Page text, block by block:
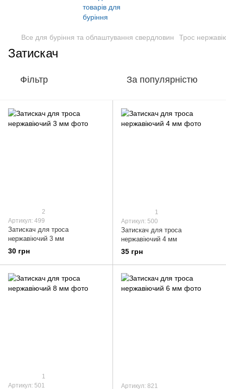
Все для буріння та облаштування свердловин Трос
Затискач
Фільтр За популярністю
2
Артикул: 499
Затискач для троса
нержавіючий 3 мм
30 грн
1
Артикул: 500
Затискач для троса
нержавіючий 4 мм
35 грн
1
Артикул: 501
Артикул: 821